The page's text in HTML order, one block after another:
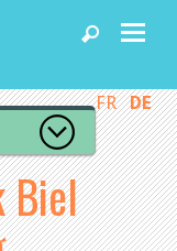
FR DE
Biel